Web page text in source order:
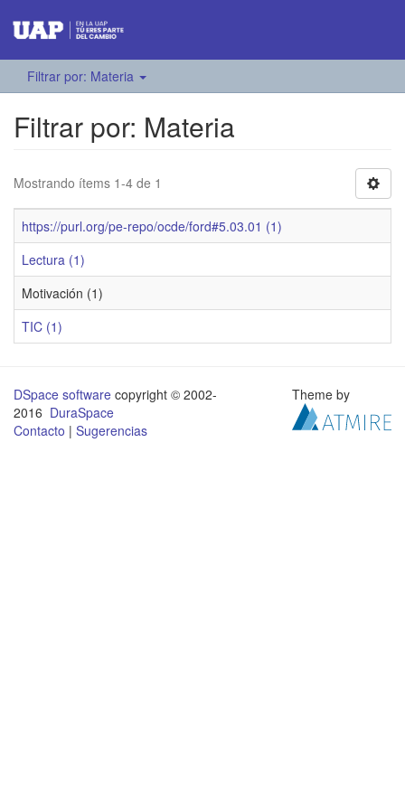
Filtrar por: Materia
Filtrar por: Materia
Mostrando ítems 1-4 de 1
https://purl.org/pe-repo/ocde/ford#5.03.01 (1)
Lectura (1)
Motivación (1)
TIC (1)
DSpace software copyright © 2002-
2016 DuraSpace
Contacto | Sugerencias
Theme by